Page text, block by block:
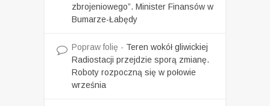
zbrojeniowego”. Minister Finansów w
Bumarze-Łabędy
Popraw folię - Teren wokół gliwickiej
Radiostacji przejdzie sporą zmianę.
Roboty rozpoczną się w połowie
września